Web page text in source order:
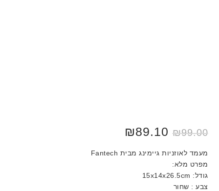
₪99.00
₪89.10
מעמד לאוזניות גיימינג מבית Fantech
מפרט מלא:
גודל: 15x14x26.5cm
צבע : שחור